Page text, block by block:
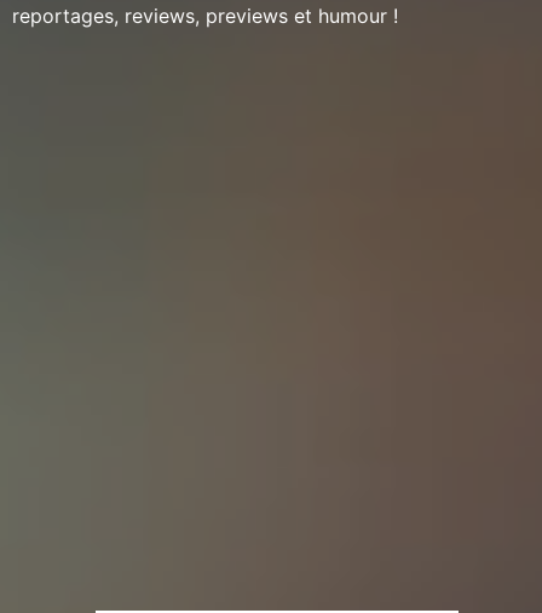
reportages, reviews, previews et humour !